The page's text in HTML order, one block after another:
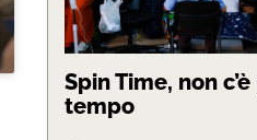
Spin Time, non
tempo